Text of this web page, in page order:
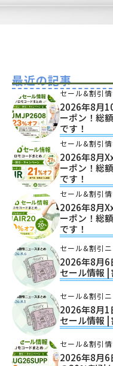
最近の記事
セール&割引
2026年8月
ーポン！総
です！
セール&割引
2026年8月
ーポン！総
です！
セール&割引
2026年8月
ーポン！総
です！
セール&割引
2026年8月6
セール情報 |
セール&割引
2026年8月1
セール情報 |
セール&割引
2026年8月6